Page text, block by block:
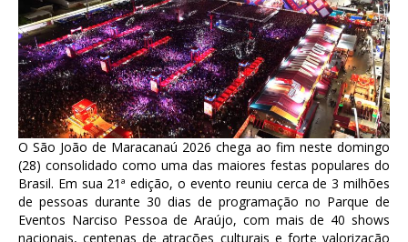
O São João de Maracanaú 2026 chega ao fim neste domingo
(28) consolidado como uma das maiores festas populares do
Brasil. Em sua 21ª edição, o evento reuniu cerca de 3 milhões
de pessoas durante 30 dias de programação no Parque de
Eventos Narciso Pessoa de Araújo, com mais de 40 shows
nacionais, centenas de atrações culturais e forte valorização